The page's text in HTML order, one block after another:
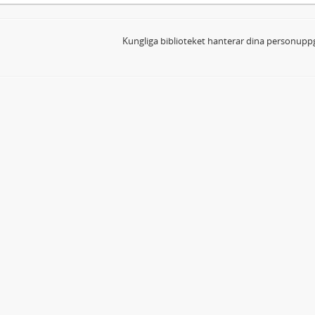
Kungliga biblioteket hanterar dina